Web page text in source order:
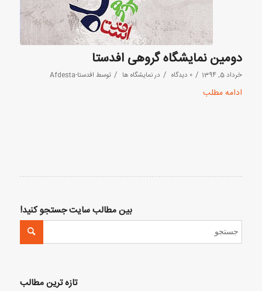
دومین نمایشگاه گروهی افدستا
خرداد 5, 1394 / 0 دیدگاه / در نمایشگاه ها / توسط افدستا-Afdesta
ادامه مطلب
بین مطالب سایت جستجو کنید!
تازه ترین مطالب